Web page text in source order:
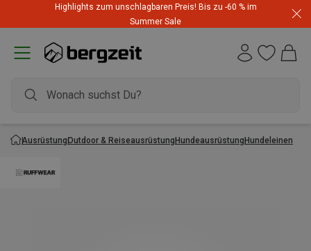
Highlights zum unschlagbaren Preis! Bis zu -60 % im
Summer Sale
AusrüstungOutdoor & ReiseausrüstungHundeausrüstungHundeleinen